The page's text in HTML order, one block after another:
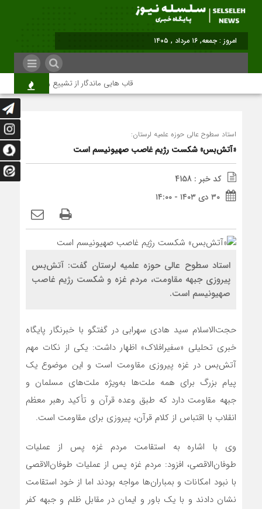
امروز : جمعه, ۱۶ مرداد , ۱۴۰۵
قاب هایی ماندگار از تشییع رهبر شهید در
استاد سطوح عالی حوزه علمیه لرستان:
«آتش‌بس» شکست رژیم غاصب صهیونیسم است
کد خبر : 4158
۳۰ دی ۱۴۰۳ - ۱۴:۰۰
استاد سطوح عالی حوزه علمیه لرستان گفت: آتش‌بس
پیروزی جبهه مقاومت، مردم غزه و شکست رژیم غاصب
صهیونیسم است.
حجت‌الاسلام سید هادی سهرابی در گفتگو با خبرنگار پایگاه
خبری تحلیلی «سفیرافلاک» اظهار داشت: یکی از نکات مهم
آتش‌بس در غزه پیروزی مقاومت است و این موضوع یک
پیام بزرگ برای همه ملت‌ها به‌ویژه ملت‌های مسلمان و
جبهه مقاومت دارد که طبق وعده قرآن و تأکید رهبر معظم
انقلاب با اقتباس از کلام قرآن، پیروزی برای مقاومت است.
وی با اشاره به استقامت مردم غزه پس از عملیات
طوفان‌الاقصی، افزود: مردم غزه پس از عملیات طوفان‌الاقصی
با نبود امکانات و بمباران‌ها مواجه بودند اما از خود استقامت
نشان دادند و با یک باور و ایمان در مقابل ظلم و جبهه کفر